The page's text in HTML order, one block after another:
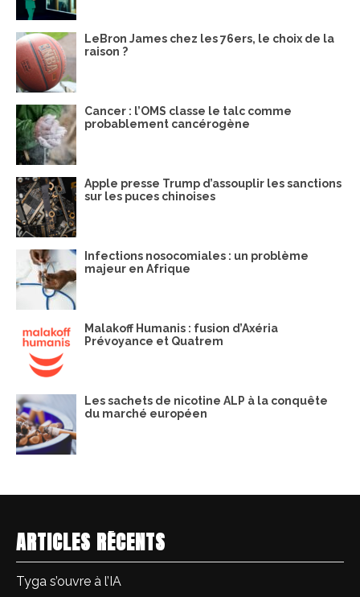
LeBron James chez les 76ers, le choix de la
raison ?
Cancer : l’OMS classe le talc comme
probablement cancérogène
Apple presse Trump d’assouplir les sanctions
sur les puces chinoises
Infections nosocomiales : un problème
majeur en Afrique
Malakoff Humanis : fusion d’Axéria
Prévoyance et Quatrem
Les sachets de nicotine ALP à la conquête
du marché européen
ARTICLES RÉCENTS
Tyga s’ouvre à l’IA